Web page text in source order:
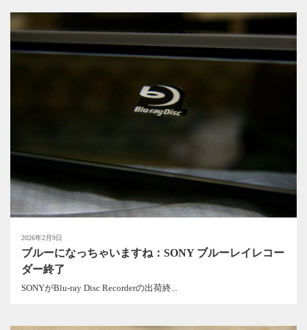
2026年2月9日
ブルーになっちゃいますね：SONY ブルーレイレコー
ダー終了
SONYがBlu-ray Disc Recorderの出荷終...